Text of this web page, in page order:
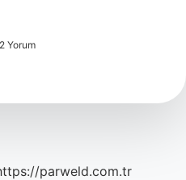
Yorum
parweld.com.tr